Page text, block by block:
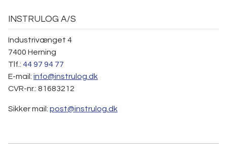
INSTRULOG A/S
Industrivænget 4
7400 Herning
Tlf.: 44 97 94 77
E-mail: info@instrulog.dk
CVR-nr.: 81683212
Sikker mail: post@instrulog.dk